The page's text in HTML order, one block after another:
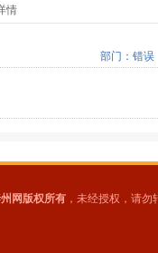
情
部门：错误
网版权所有 ，未经授权，请